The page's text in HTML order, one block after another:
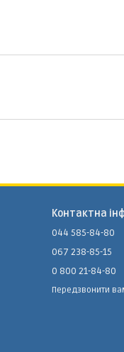
Контактна
044 585-84-80
067 238-85-15
0 800 21-84-80
Передзвонити